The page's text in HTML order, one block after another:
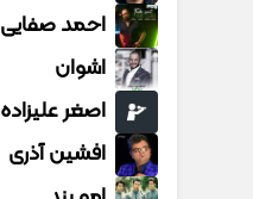
احمد صفایی
اشوان
اصغر علیزاده
افشین آذری